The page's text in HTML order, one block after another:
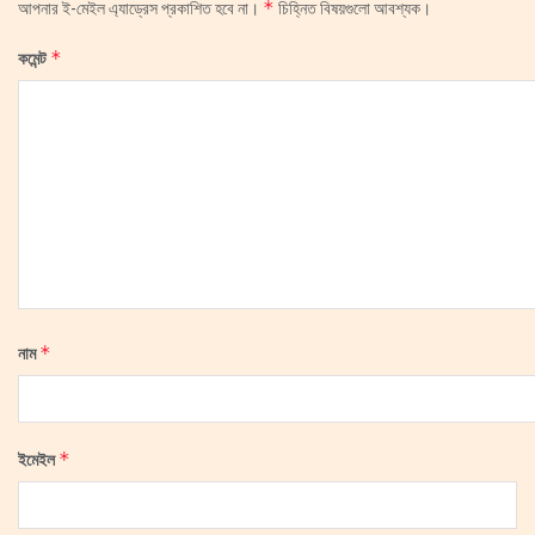
আপনার ই-মেইল এ্যাড্রেস প্রকাশিত হবে না। * চিহ্নিত বিষয়গুলো আবশ্যক।
কমেন্ট*
নাম*
ইমেইল*